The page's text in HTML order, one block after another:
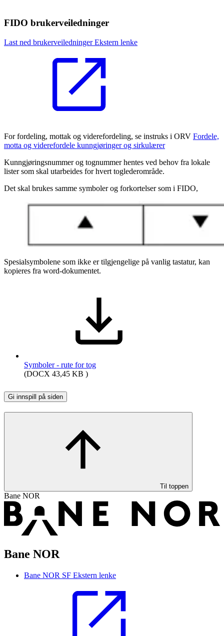
FIDO brukerveiledninger
Last ned brukerveiledningerEkstern lenke
For fordeling, mottak og viderefordeling, se instruks i ORV Fordele,
motta og viderefordele kunngjøringer og sirkulærer
Kunngjøringsnummer og tognummer hentes ved behov fra lokale
lister som skal utarbeides for hvert toglederområde.
Det skal brukes samme symboler og forkortelser som i FIDO,
Spesialsymbolene som ikke er tilgjengelige på vanlig tastatur, kan
kopieres fra word-dokumentet.
Symboler - rute for tog
(DOCX 43,45 KB )
Gi innspill på siden
Til toppen
Bane NOR
Bane NOR
Bane NOR SF Ekstern lenke